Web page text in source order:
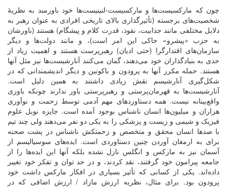
چون که مارکسیست‌ها و مارکسیست-لنینیست‌ها خود باورمند به نظریۀ
شخصیت‌های برجسته (تأثیرگذاری بالای تاریخی افرادی به عنوان رهبر به
دلایل مختلفی مانند جذابیت، نفوذ، قدرت کلام و پیشگام) هستند (باورشان
به حزب «پیشرو»‌ حاکی این امر است)، و مانند دولت‌ها و دیگر
سازمان‌های اقتدارگرا (حتی ادیان) رهبرپرست هستند و اهمیت زیاد از
حدی به بنیادگذاران خود می‌دهند، گمان می‌کنند آنارشیست‌ها نیز مثل آنها
هستند. حمله مکرر آنها به پرودون و باکونین و دیگر اندیشمندانی که در
شکل‌گیری آنارشیسم نقش زیادی داشتند به همین دلیل است.
آنارشیست‌ها به قهرمان‌پرستی و رهبرپرستی باور ندارند چونکه باوری
واقع‌بینانه نیست. همه دستاوردهای مهم آدمی توسط زحمت و نوآوری
هزاران و میلیون‌ها انسان ناشناس بوجود آمده است. جایزه نوبل علوم
فیزیک و شیمی و زیست و پزشکی را به یکی دو نفر می‌دهند ولی چند تیم
با صدها انسان محقق و متخصص و زحمتکش ناشناس در پشت صحنه
برای به ارمغان‌ آوردن چنین دستاوردی است. ایده‌های سوسیالیسم از
آسمان نیز به مارکس و انگلس نازل نشده بلکه آنها این ایده‌ها را از
جامعه پیرامون خود گرفتند، نقد کردند، و در حد توان و تفکر خود تغییر
داده‌اند. یکی از کسانی که تأثیر بسیاری در افکار مارکس داشت خود
پرودون بود. برای مثال، نظریه ارزش مازاد / ارزش اضافی که در